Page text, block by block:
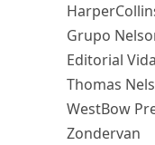
Grupo
Editorial Vida
Thomas
WestBow
Zondervan